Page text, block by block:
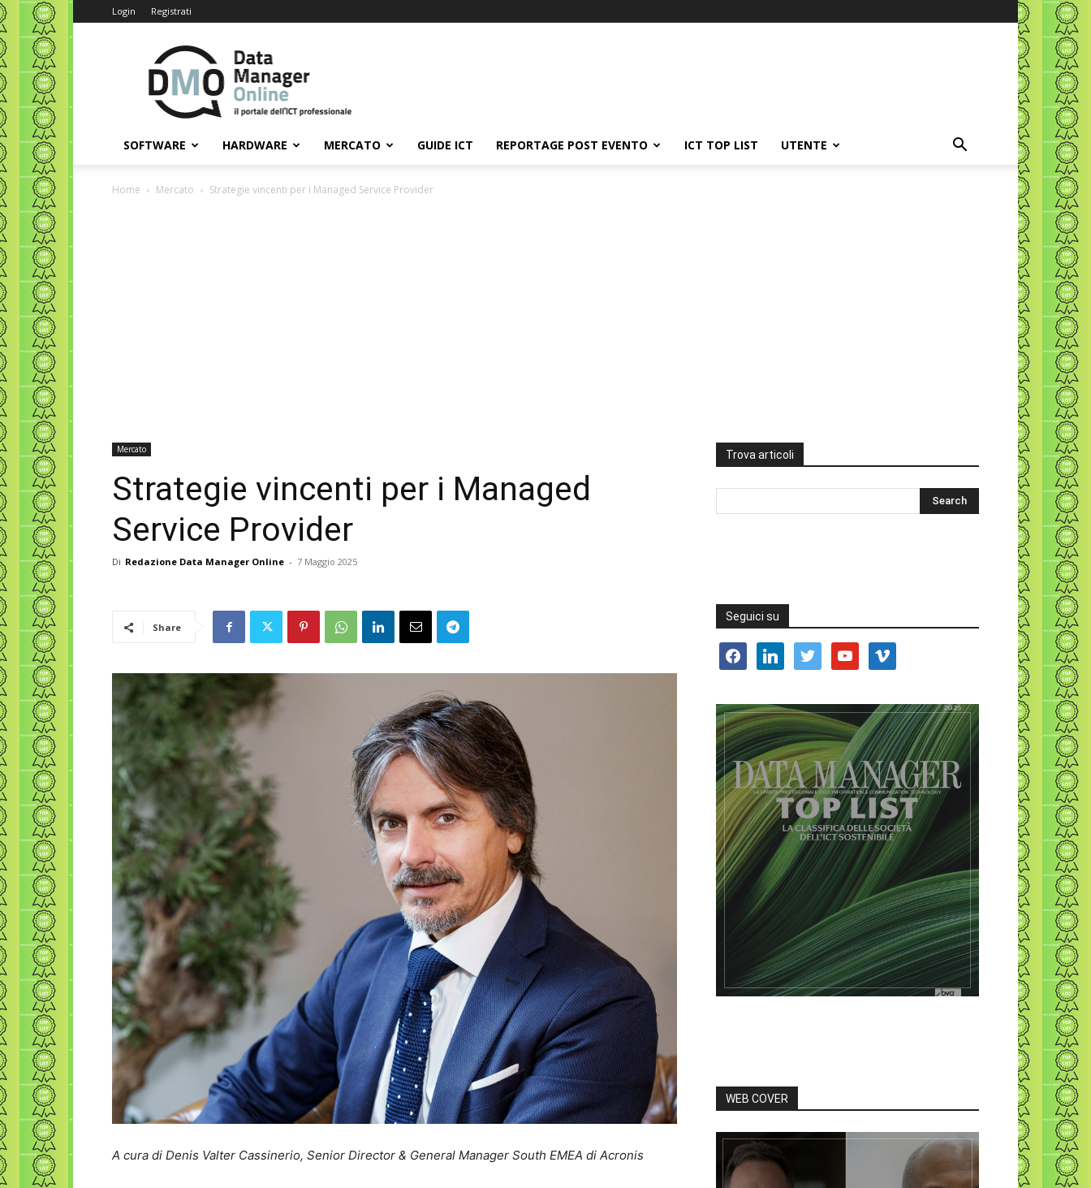
Login Registrati
Data
Manager
Online
SOFTWARE HARDWARE MERCATO GUIDE ICT REPORTAGE POST EVENTO ICT TOP LIST UTENTE
Home Mercato Strategie vincenti per i Managed Service Provider
Mercato
Strategie vincenti per i Managed
Service Provider
Di Redazione Data Manager Online - 7 Maggio 2025
Share
A cura di Denis Valter Cassinerio, Senior Director & General Manager South EMEA di Acronis
Trova articoli
Seguici su
facebooklinkedin twitter youtube vimeo
WEB COVER